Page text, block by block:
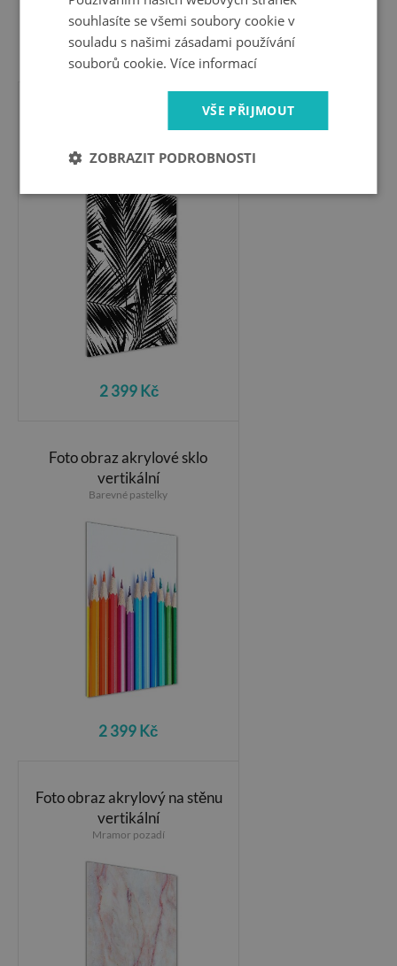
2 399 Kč
Moderní akrylový fotoobraz
Listí palmy
2 399 Kč
Foto obraz akrylové sklo
vertikální
Barevné pastelky
2 399 Kč
Foto obraz akrylový na stěnu
vertikální
Mramor pozadí
souhlasíte se všemi soubory cookie v
souladu s našimi zásadami používání
souborů cookie.Více informací
VŠE PŘIJMOUT
ZOBRAZIT PODROBNOSTI